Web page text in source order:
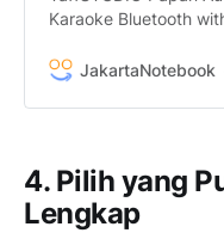
Karaoke Bluetooth
dengan mudah
with Digital Screen -
JakartaNotebook
4. Pilih yang
Lengkap